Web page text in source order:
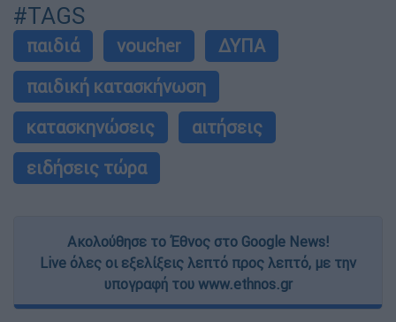
#TAGS
παιδιά voucher
ΔΥΠΑ
παιδική κατασκήνωση
κατασκηνώσεις
αιτήσεις
ειδήσεις τώρα
Ακολούθησε το Έθνος στο Google News!
Live όλες οι εξελίξεις λεπτό προς λεπτό, με την
υπογραφή του www.ethnos.gr